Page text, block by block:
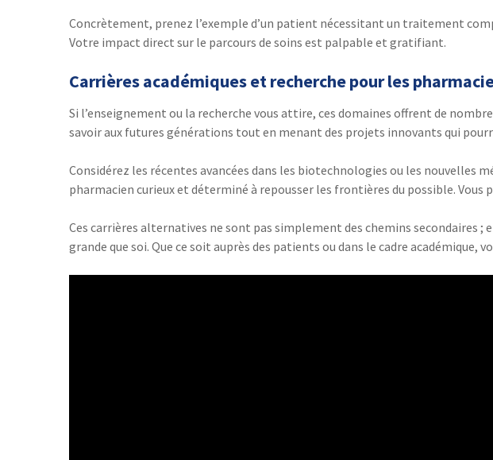
Concrètement, prenez l’exemple d’un patient nécessitant un traitement
Votre impact direct sur le parcours de soins est palpable et gratifiant.
Carrières académiques et recherche pour les
Si l’enseignement ou la recherche vous attire, ces domaines offrent de
savoir aux futures générations tout en menant des projets innovants qui
Considérez les récentes avancées dans les biotechnologies ou les nouvelles
pharmacien curieux et déterminé à repousser les frontières du possible.
Ces carrières alternatives ne sont pas simplement des chemins secondaires
grande que soi. Que ce soit auprès des patients ou dans le cadre